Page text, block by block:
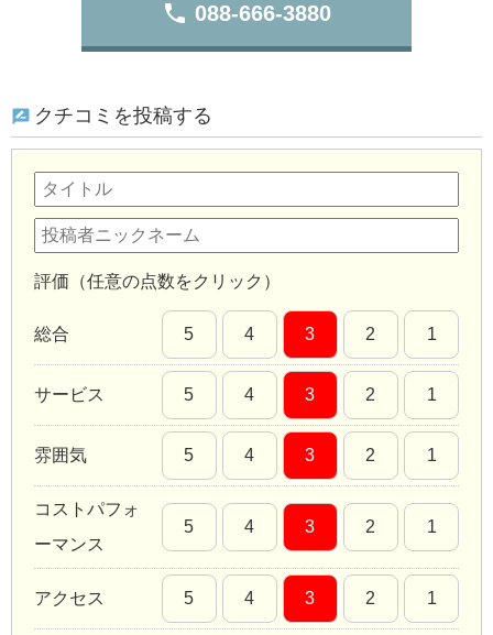
phone 088-666-3880
クチコミを投稿する
評価（任意の点数をクリック）
総合 5 4 3 2 1
サービス 5 4 3 2 1
雰囲気 5 4 3 2 1
コストパフォ
ーマンス
5 4 3 2 1
アクセス 5 4 3 2 1